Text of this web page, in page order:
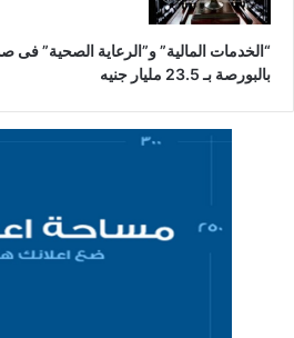
“الخدمات المالية” و”الرعاية الصحية” فى
بالبورصة بـ 23.5 مليار جنيه